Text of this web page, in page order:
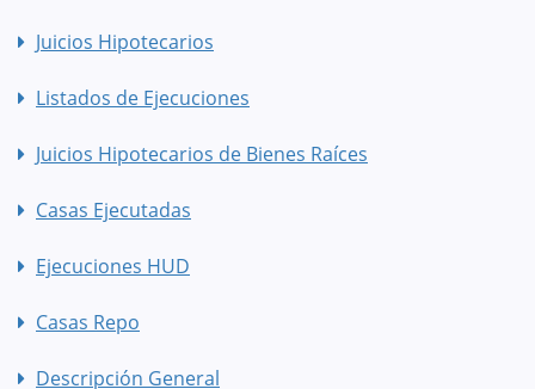
Juicios Hipotecarios
Listados de Ejecuciones
Juicios Hipotecarios de Bienes Raíces
Casas Ejecutadas
Ejecuciones HUD
Casas Repo
Descripción General